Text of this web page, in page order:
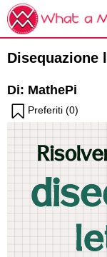
Skip
to
the
content
What a
Math!
Disequazione
Di: MathePi
Preferiti (0)